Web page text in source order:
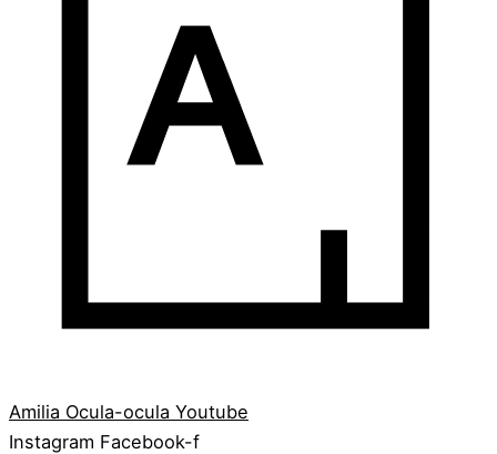
Amilia Ocula-ocula Youtube
Instagram Facebook-f